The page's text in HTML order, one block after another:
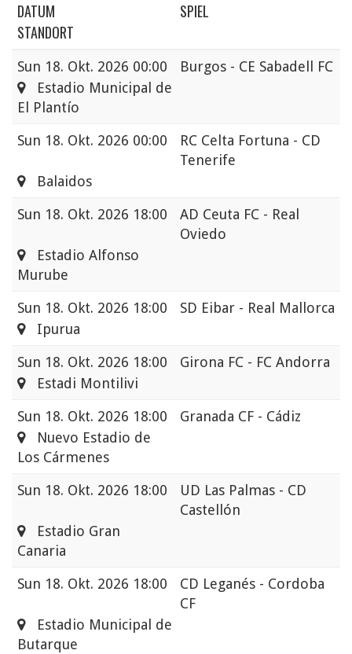
DATUM
SPIEL
STANDORT
Sun 18. Okt. 2026 00:00
Burgos - CE Sabadell FC
Estadio Municipal de
El Plantío
Sun 18. Okt. 2026 00:00
RC Celta Fortuna - CD
Tenerife
Balaidos
Sun 18. Okt. 2026 18:00
AD Ceuta FC - Real
Oviedo
Estadio Alfonso
Murube
Sun 18. Okt. 2026 18:00
SD Eibar - Real Mallorca
Ipurua
Sun 18. Okt. 2026 18:00
Girona FC - FC Andorra
Estadi Montilivi
Sun 18. Okt. 2026 18:00
Granada CF - Cádiz
Nuevo Estadio de
Los Cármenes
Sun 18. Okt. 2026 18:00
UD Las Palmas - CD
Castellón
Estadio Gran
Canaria
Sun 18. Okt. 2026 18:00
CD Leganés - Cordoba
CF
Estadio Municipal de
Butarque